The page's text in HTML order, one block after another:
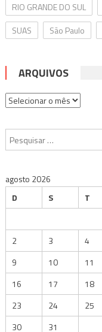
RIO GRANDE DO SUL
SUAS
São Paulo
ARQUIVOS
Arquivos
agosto 2026
D
S T
2
3 4
9
10 11
16
17 18
23
24 25
30
31